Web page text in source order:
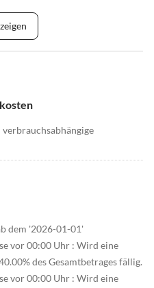
verbrauchsabhängige
dem '2026-01-01'
vor 00:00 Uhr : Wird eine
des Gesamtbetrages fällig.
vor 00:00 Uhr : Wird eine